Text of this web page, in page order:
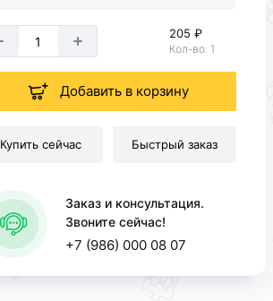
205 ₽
Кол-во: 1
Добавить в корзину
Купить сейчас Быстрый заказ
Заказ и консультация.
Звоните сейчас!
+7 (986) 000 08 07